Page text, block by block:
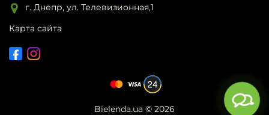
г. Днепр, ул. Телевизионная,1
Карта сайта
Bielenda.ua © 2026